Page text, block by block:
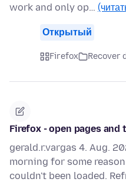
work and only op…
Открытый
Firefox Recover
Firefox - open pages and
gerald.r.vargas 4. Aug.
morning for some
couldn't been loaded.